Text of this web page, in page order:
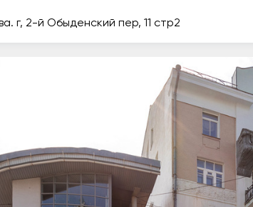
г, 2-й Обыденский пер, 11 стр2